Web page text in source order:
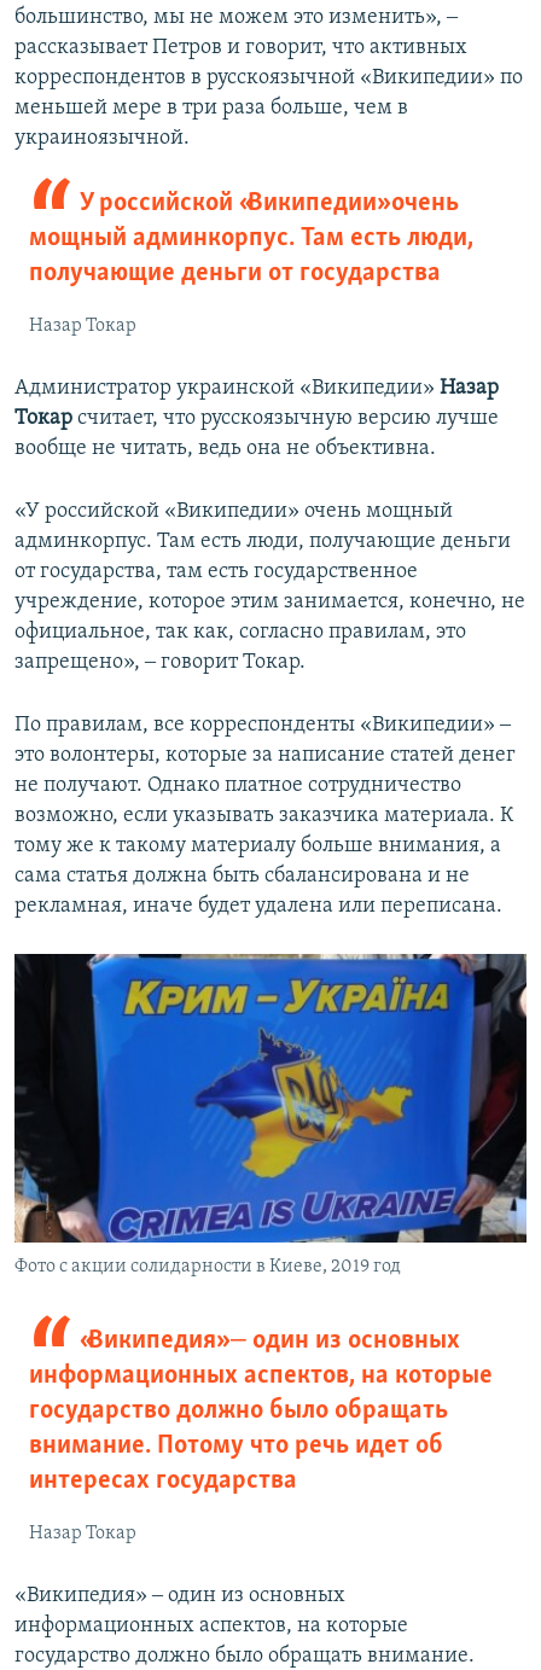
большинство, мы не можем это изменить», ‒
рассказывает Петров и говорит, что активных
корреспондентов в русскоязычной «Википедии» по
меньшей мере в три раза больше, чем в
украиноязычной.
У российской «Википедии» очень
мощный админкорпус. Там есть люди,
получающие деньги от государства
Назар Токар
Администратор украинской «Википедии» Назар
Токар считает, что русскоязычную версию лучше
вообще не читать, ведь она не объективна.
«У российской «Википедии» очень мощный
админкорпус. Там есть люди, получающие деньги
от государства, там есть государственное
учреждение, которое этим занимается, конечно, не
официальное, так как, согласно правилам, это
запрещено», ‒ говорит Токар.
По правилам, все корреспонденты «Википедии» ‒
это волонтеры, которые за написание статей денег
не получают. Однако платное сотрудничество
возможно, если указывать заказчика материала. К
тому же к такому материалу больше внимания, а
сама статья должна быть сбалансирована и не
рекламная, иначе будет удалена или переписана.
Фото с акции солидарности в Киеве, 2019 год
«Википедия» ‒ один из основных
информационных аспектов, на которые
государство должно было обращать
внимание. Потому что речь идет об
интересах государства
Назар Токар
«Википедия» ‒ один из основных
информационных аспектов, на которые
государство должно было обращать внимание.